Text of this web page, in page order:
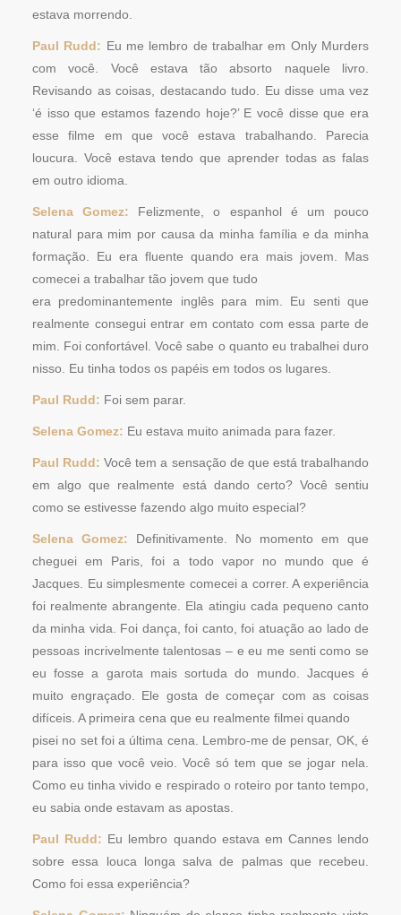
estava morrendo.
Paul Rudd: Eu me lembro de trabalhar em Only Murders
com você. Você estava tão absorto naquele livro.
Revisando as coisas, destacando tudo. Eu disse uma vez
‘é isso que estamos fazendo hoje?’ E você disse que era
esse filme em que você estava trabalhando. Parecia
loucura. Você estava tendo que aprender todas as falas
em outro idioma.
Selena Gomez: Felizmente, o espanhol é um pouco
natural para mim por causa da minha família e da minha
formação. Eu era fluente quando era mais jovem. Mas
comecei a trabalhar tão jovem que tudo
era predominantemente inglês para mim. Eu senti que
realmente consegui entrar em contato com essa parte de
mim. Foi confortável. Você sabe o quanto eu trabalhei duro
nisso. Eu tinha todos os papéis em todos os lugares.
Paul Rudd: Foi sem parar.
Selena Gomez: Eu estava muito animada para fazer.
Paul Rudd:Você tem a sensação de que está trabalhando
em algo que realmente está dando certo? Você sentiu
como se estivesse fazendo algo muito especial?
Selena Gomez: Definitivamente. No momento em que
cheguei em Paris, foi a todo vapor no mundo que é
Jacques. Eu simplesmente comecei a correr. A experiência
foi realmente abrangente. Ela atingiu cada pequeno canto
da minha vida. Foi dança, foi canto, foi atuação ao lado de
pessoas incrivelmente talentosas – e eu me senti como se
eu fosse a garota mais sortuda do mundo. Jacques é
muito engraçado. Ele gosta de começar com as coisas
difíceis. A primeira cena que eu realmente filmei quando
pisei no set foi a última cena. Lembro-me de pensar, OK, é
para isso que você veio. Você só tem que se jogar nela.
Como eu tinha vivido e respirado o roteiro por tanto tempo,
eu sabia onde estavam as apostas.
Paul Rudd: Eu lembro quando estava em Cannes lendo
sobre essa louca longa salva de palmas que recebeu.
Como foi essa experiência?